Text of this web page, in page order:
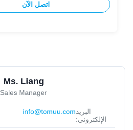
اتصل الآن
Ms. Liang
Sales Manager
البريد
الإلكتروني:
info@tomuu.com